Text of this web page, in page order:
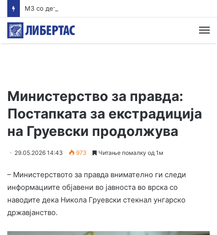
Министерство за правда:
Постапката за екстрадиција
на Груевски продолжува
29.05.2026 14:43 973 Читање помалку од 1м
– Министерството за правда внимателно ги следи
информациите објавени во јавноста во врска со
наводите дека Никола Груевски стекнал унгарско
државјанство.